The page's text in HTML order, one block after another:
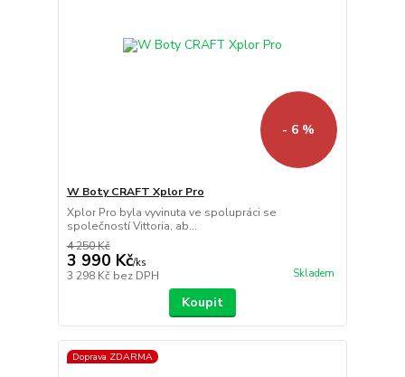
- 6 %
W Boty CRAFT Xplor Pro
Xplor Pro byla vyvinuta ve spolupráci se
společností Vittoria, ab...
4 250 Kč
3 990 Kč/ks
3 298 Kč bez DPH Skladem
Koupit
Doprava ZDARMA